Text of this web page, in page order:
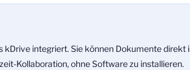
integriert. Sie können Dokumente direkt
Kollaboration, ohne Software zu installieren.